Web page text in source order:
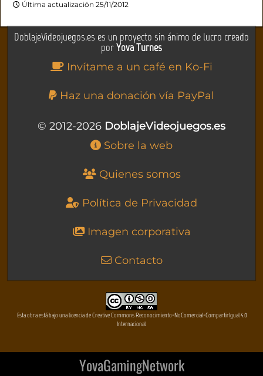
Última actualización 25/11/2012
DoblajeVideojuegos.es es un proyecto sin ánimo de lucro creado
porYova Turnes
Invítame a un café en Ko-Fi
Haz una donación vía PayPal
© 2012-2026 DoblajeVideojuegos.es
Sobre la web
Quienes somos
Política de Privacidad
Imagen corporativa
Contacto
Esta obra está bajo una licencia de Creative Commons Reconocimiento-NoComercial-CompartirIgual 4.0
Internacional
YovaGamingNetwork